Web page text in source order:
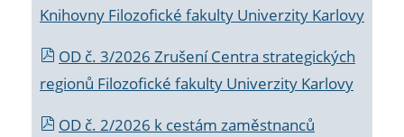
Knihovny Filozofické fakulty Univerzity Karlovy
OD č. 3/2026 Zrušení Centra strategických
regionů Filozofické fakulty Univerzity Karlovy
OD č. 2/2026 k cestám zaměstnanců